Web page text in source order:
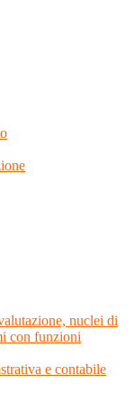
nuclei di
con funzioni
e contabile